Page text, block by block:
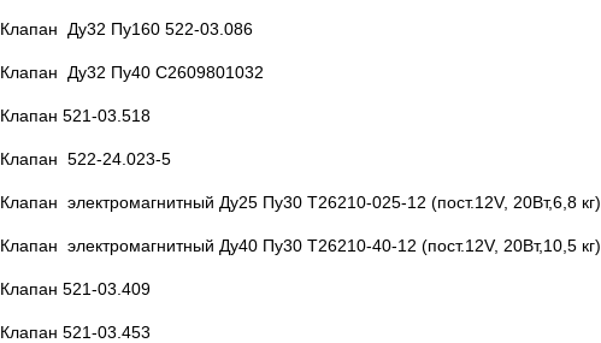
Клапан Ду32 Пу160 522-03.086
Клапан Ду32 Пу40 С2609801032
Клапан 521-03.518
Клапан 522-24.023-5
Клапан электромагнитный Ду25 Пу30 Т26210-025-12 (пост.12V, 20Вт,6,8 кг)
Клапан электромагнитный Ду40 Пу30 Т26210-40-12 (пост.12V, 20Вт,10,5 кг)
Клапан 521-03.409
Клапан 521-03.453